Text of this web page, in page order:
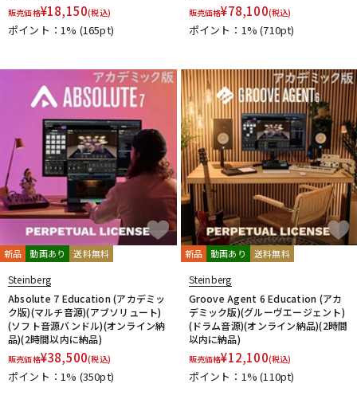
DTM オンライン納品 レコーディング機器
配信/ライブ機器 楽器アクセサリ
中古 ヴィンテージ
販売価格¥18,150(税込)
ポイント：1% (165pt)
販売価格¥78,100(税込)
ポイント：1%(710pt)
新品 動画あり 送料無料
Steinberg
Absolute 7 Education (アカデミッ
ク版)(マルチ音源)(アブソリュート)
(ソフト音源バンドル)(オンライン納
品)(2時間以内に納品)
販売価格¥38,500(税込)
ポイント：1% (350pt)
新品 動画あり 送料無料
Steinberg
Groove Agent 6 Education (アカ
デミック版)(グルーヴエージェント)
(ドラム音源)(オンライン納品)(2時間
以内に納品)
販売価格¥12,100(税込)
ポイント：1%(110pt)